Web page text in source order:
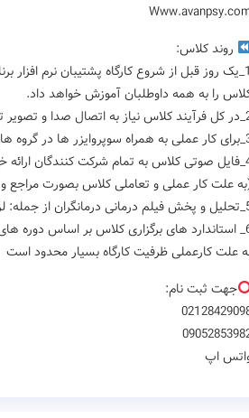
روند کلاس:
1_یک روز قبل از شروع کارگاه پشتیبان نرم
را به همه داوطلبان آموزش خواهد داد.
تمام شرکت کنندگان است.
کوچک تر قرار خواهید گرفت.
ارائه خواهد شد.
علت کار عملی و تعاملی کلاس بصورت مراجع و
و لادیسلاو تیمولاک انجام خواهد شد.
های بین المللی میباشد
علت کارعملی ظرفیت کارگاه بسیار محدود است
جهت ثبت نام:
اپ